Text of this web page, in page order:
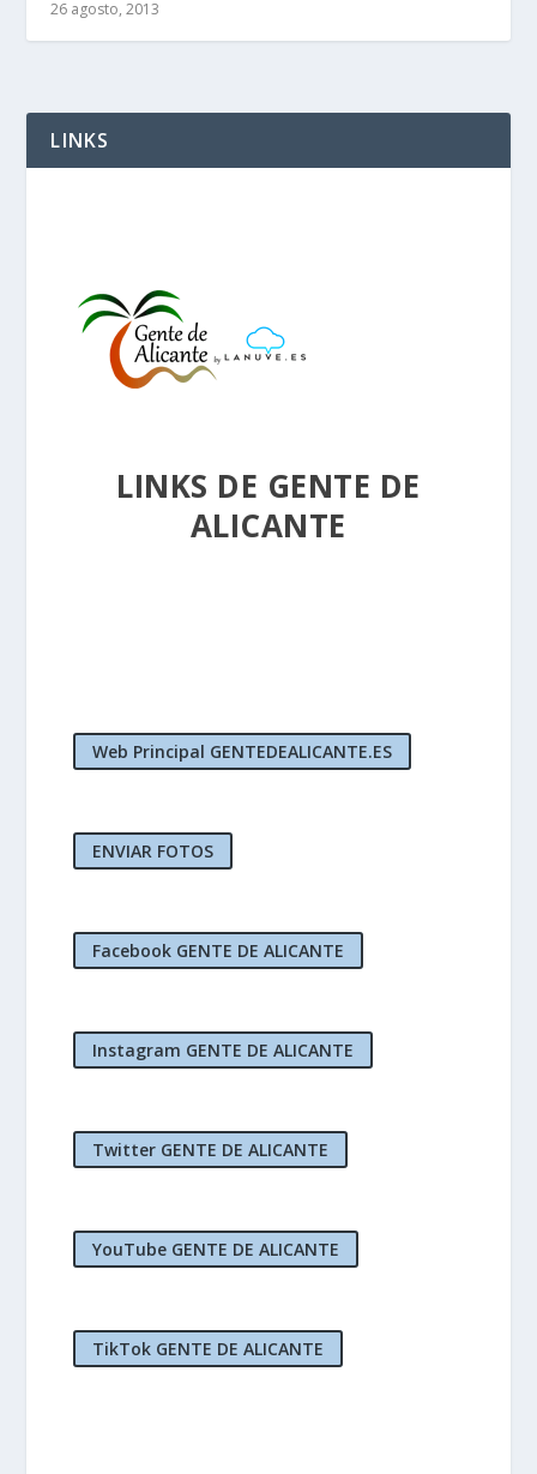
26 agosto, 2013
LINKS
LINKS DE GENTE DE
ALICANTE
Web Principal GENTEDEALICANTE.ES
ENVIAR FOTOS
Facebook GENTE DE ALICANTE
Instagram GENTE DE ALICANTE
Twitter GENTE DE ALICANTE
YouTube GENTE DE ALICANTE
TikTok GENTE DE ALICANTE